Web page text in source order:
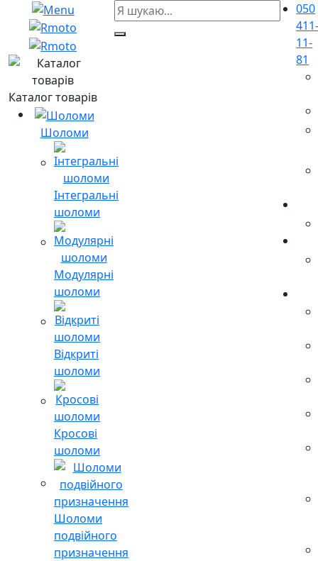
Каталог товарів
Шоломи
Інтегральні
шоломи
Модулярні
шоломи
Відкриті
шоломи
Кросові
шоломи
Шоломи
подвійного
призначення
050
11-
81